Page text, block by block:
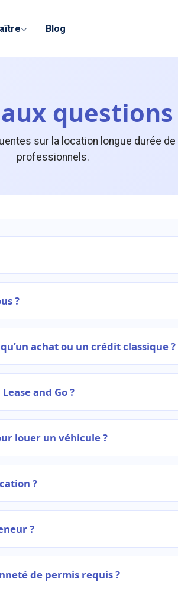
Blog
questions
sur la location longue durée
professionnels.
?
achat ou un crédit classique ?
and Go ?
louer un véhicule ?
?
?
de permis requis ?